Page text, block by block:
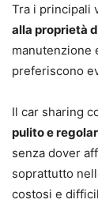
Tra i principali
alla proprietà
manutenzione
preferiscono
Il car sharing
pulito e
senza dover
soprattutto
costosi e